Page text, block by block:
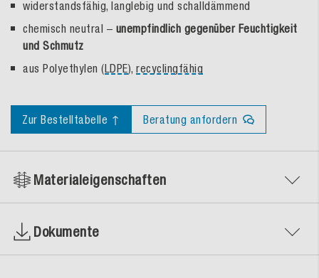
widerstandsfähig, langlebig und schalldämmend
chemisch neutral – unempfindlich gegenüber Feuchtigkeit
und Schmutz
aus Polyethylen (LDPE), recyclingfähig
Zur Bestelltabelle ↑ Beratung anfordern
Materialeigenschaften
Dokumente